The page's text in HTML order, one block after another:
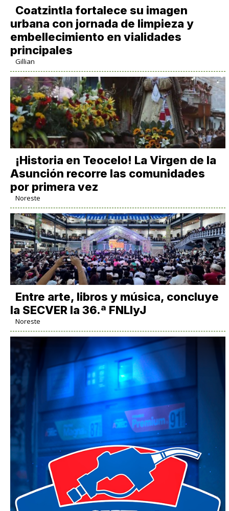
Coatzintla fortalece su imagen
urbana con jornada de limpieza y
embellecimiento en vialidades
principales
Gillian
​¡Historia en Teocelo! La Virgen de la
Asunción recorre las comunidades
por primera vez
Noreste
Entre arte, libros y música, concluye
la SECVER la 36.ª FNLIyJ
Noreste